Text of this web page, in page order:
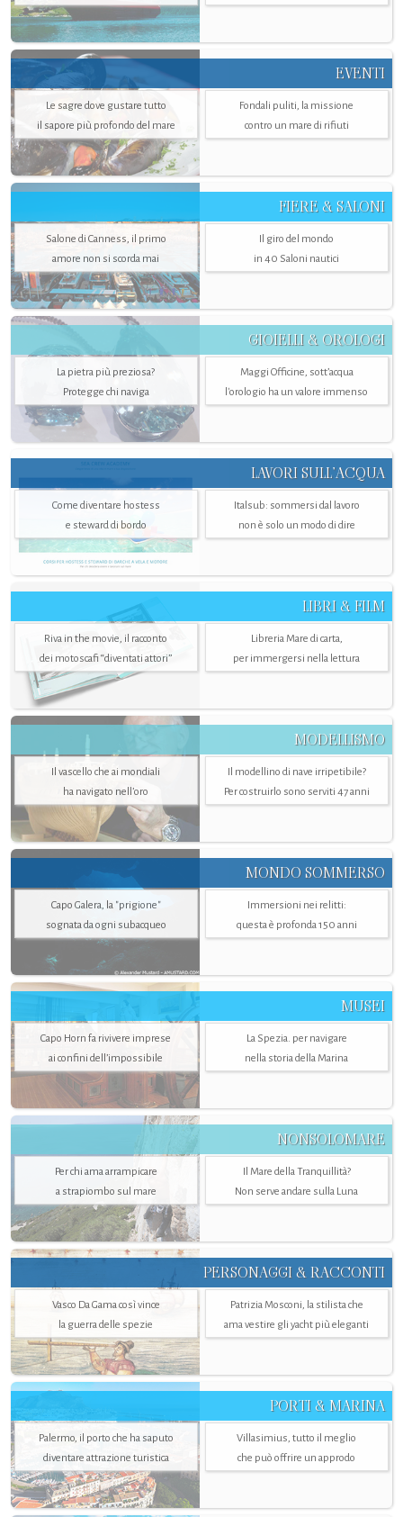
EVENTI
Le sagre dove gustare tutto
il sapore più profondo del mare
Fondali puliti, la missione
contro un mare di rifiuti
FIERE & SALONI
Salone di Canness, il primo
amore non si scorda mai
Il giro del mondo
in 40 Saloni nautici
GIOIELLI & OROLOGI
La pietra più preziosa?
Protegge chi naviga
Maggi Officine, sott’acqua
l'orologio ha un valore immenso
LAVORI SULL’ACQUA
Come diventare hostess
e steward di bordo
Italsub: sommersi dal lavoro
non è solo un modo di dire
LIBRI & FILM
Riva in the movie, il racconto
dei motoscafi “diventati attori”
Libreria Mare di carta,
per immergersi nella lettura
MODELLISMO
Il vascello che ai mondiali
ha navigato nell’oro
Il modellino di nave irripetibile?
Per costruirlo sono serviti 47 anni
MONDO SOMMERSO
Capo Galera, la "prigione"
sognata da ogni subacqueo
Immersioni nei relitti:
questa è profonda 150 anni
MUSEI
Capo Horn fa rivivere imprese
ai confini dell’impossibile
La Spezia. per navigare
nella storia della Marina
NONSOLOMARE
Per chi ama arrampicare
a strapiombo sul mare
Il Mare della Tranquillità?
Non serve andare sulla Luna
PERSONAGGI & RACCONTI
Vasco Da Gama così vince
la guerra delle spezie
Patrizia Mosconi, la stilista che
ama vestire gli yacht più eleganti
PORTI & MARINA
Palermo, il porto che ha saputo
diventare attrazione turistica
Villasimius, tutto il meglio
che può offrire un approdo